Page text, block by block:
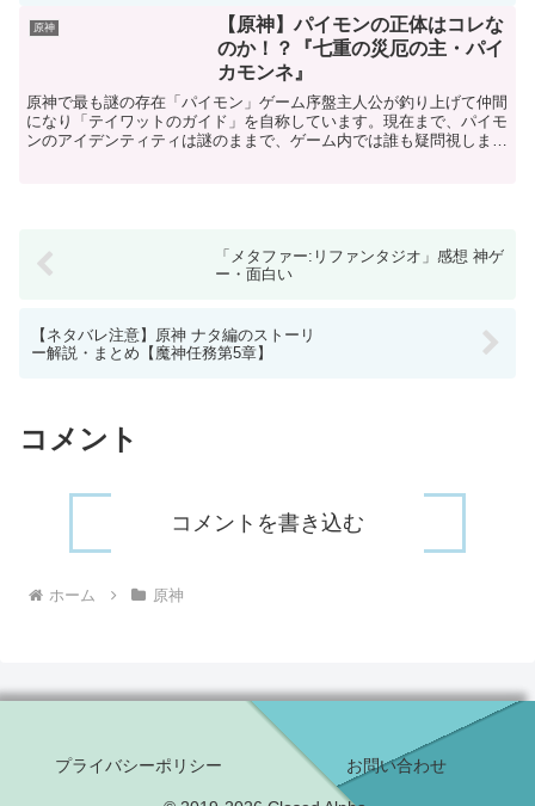
原神
【原神】パイモンの正体はコレな
のか！？『七重の災厄の主・パイ
カモンネ』
原神で最も謎の存在「パイモン」ゲーム序盤主人公が釣り上げて仲間
になり「テイワットのガイド」を自称しています。現在まで、パイモ
ンのアイデンティティは謎のままで、ゲーム内では誰も疑問視しませ
「メタファー:リファンタジオ」感想 神ゲ
ー・面白い
【ネタバレ注意】原神 ナタ編のストーリ
ー解説・まとめ【魔神任務第5章】
コメント
コメントを書き込む
ホーム 原神
プライバシーポリシー お問い合わせ